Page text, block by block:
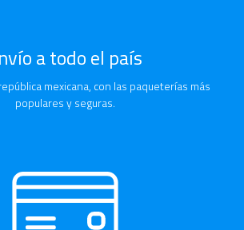
a todo el país
mexicana, con las paqueterías más
populares y seguras.